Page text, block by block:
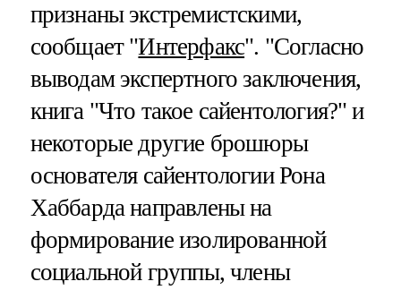
признаны экстремистскими,
сообщает "Интерфакс". "Согласно
выводам экспертного заключения,
книга "Что такое сайентология?" и
некоторые другие брошюры
основателя сайентологии Рона
Хаббарда направлены на
формирование изолированной
социальной группы, члены